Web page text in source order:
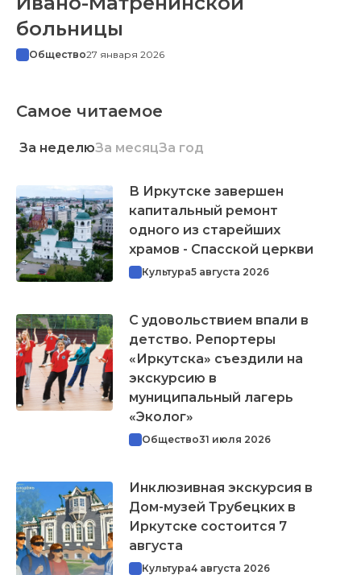
больницы
Общество27 января 2026
Самое читаемое
За неделюЗа месяцЗа год
В Иркутске завершен
капитальный ремонт
одного из старейших
храмов - Спасской церкви
Культура5 августа 2026
С удовольствием впали в
детство. Репортеры
«Иркутска» съездили на
экскурсию в
муниципальный лагерь
«Эколог»
Общество31 июля 2026
Инклюзивная экскурсия в
Дом-музей Трубецких в
Иркутске состоится 7
августа
Культура4 августа 2026